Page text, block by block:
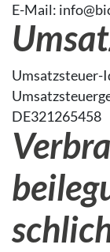
E-Mail:
Umsatzsteuer-
DE321265458